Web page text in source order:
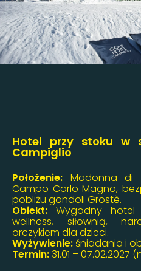
Hotel przy stoku w
Campiglio
Położenie: Madonna di
Campo Carlo Magno,
pobliżu gondoli Grostè.
Obiekt: Wygodny
wellness, siłownią,
orczykiem dla dzieci.
Wyżywienie: śniadania i
Termin:31.01 – 07.02.2027